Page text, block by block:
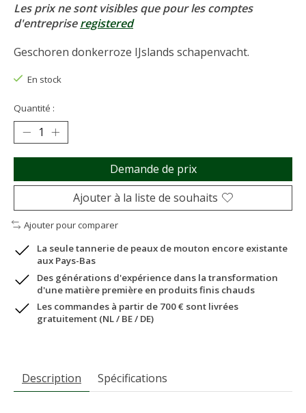
Les prix ne sont visibles que pour les comptes
d'entrepriseregistered
Geschoren donkerroze IJslands schapenvacht.
En stock
Quantité :
Demande de prix
Ajouter à la liste de souhaits
Ajouter pour comparer
La seule tannerie de peaux de mouton encore existante
aux Pays-Bas
Des générations d'expérience dans la transformation
d'une matière première en produits finis chauds
Les commandes à partir de 700 € sont livrées
gratuitement (NL / BE / DE)
Description Spécifications